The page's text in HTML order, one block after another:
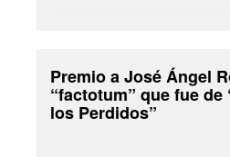
Premio a José Ángel
“factotum” que fue de
los Perdidos”